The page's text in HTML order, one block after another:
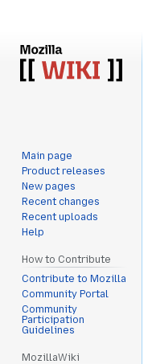
Main page
Product releases
New pages
Recent changes
Recent uploads
Help
How to Contribute
Contribute to Mozilla
Community Portal
Community
Participation
Guidelines
MozillaWiki